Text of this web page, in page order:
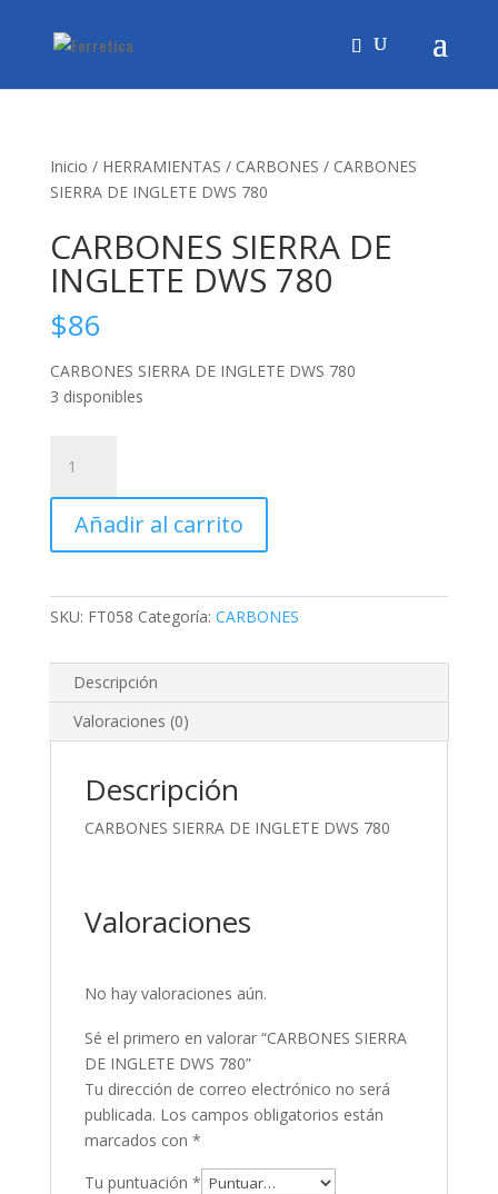
Inicio / HERRAMIENTAS / CARBONES / CARBONES
SIERRA DE INGLETE DWS 780
CARBONES SIERRA DE
INGLETE DWS 780
$86
CARBONES SIERRA DE INGLETE DWS 780
3 disponibles
SIERRA
DE
INGLETE
DWS
cantidad
Añadir al carrito
SKU: FT058 Categoría: CARBONES
Descripción
Valoraciones (0)
Descripción
CARBONES SIERRA DE INGLETE DWS 780
Valoraciones
No hay valoraciones aún.
Sé el primero en valorar “CARBONES SIERRA
DE INGLETE DWS 780”
Tu dirección de correo electrónico no será
publicada. Los campos obligatorios están
marcados con *
Tu puntuación *